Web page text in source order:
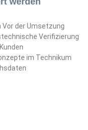
der Umsetzung
Verifizierung
im Technikum